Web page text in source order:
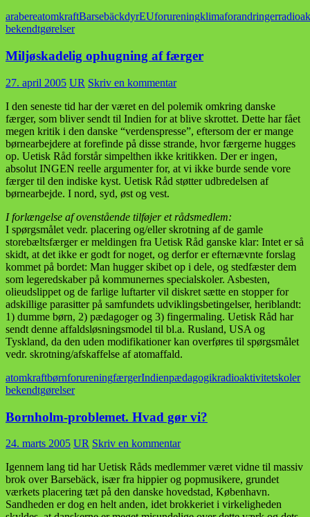
arabereatomkraftBarsebäckdyrEUforureningklimaforandringer
bekendtgørelser
Miljøskadelig ophugning af færger
27. april 2005 UR Skriv en kommentar
I den seneste tid har der været en del polemik omkring danske
færger, som bliver sendt til Indien for at blive skrottet. Dette har fået
megen kritik i den danske “verdenspresse”, eftersom der er mange
børnearbejdere at forefinde på disse strande, hvor færgerne hugges
op. Uetisk Råd forstår simpelthen ikke kritikken. Der er ingen,
absolut INGEN reelle argumenter for, at vi ikke burde sende vore
færger til den indiske kyst. Uetisk Råd støtter udbredelsen af
børnearbejde. I nord, syd, øst og vest.
I forlængelse af ovenstående tilføjer et rådsmedlem:
I spørgsmålet vedr. placering og/eller skrotning af de gamle
storebæltsfærger er meldingen fra Uetisk Råd ganske klar: Intet er så
skidt, at det ikke er godt for noget, og derfor er efternævnte forslag
kommet på bordet: Man hugger skibet op i dele, og stedfæster dem
som legeredskaber på kommunernes specialskoler. Asbesten,
olieudslippet og de farlige luftarter vil diskret sætte en stopper for
adskillige parasitter på samfundets udviklingsbetingelser, heriblandt:
1) dumme børn, 2) pædagoger og 3) fingermaling. Uetisk Råd har
sendt denne affaldsløsningsmodel til bl.a. Rusland, USA og
Tyskland, da den uden modifikationer kan overføres til spørgsmålet
vedr. skrotning/afskaffelse af atomaffald.
atomkraftbørnforureningfærgerIndienpædagogikradioaktivitetskoler
bekendtgørelser
Bornholm-problemet. Hvad gør vi?
24. marts 2005 UR Skriv en kommentar
Igennem lang tid har Uetisk Råds medlemmer været vidne til massiv
brok over Barsebäck, især fra hippier og popmusikere, grundet
værkets placering tæt på den danske hovedstad, København.
Sandheden er dog en helt anden, idet brokkeriet i virkeligheden